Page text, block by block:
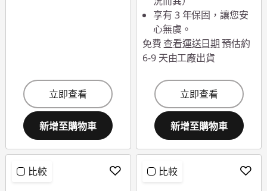
立即查看
新增至購物車
享有 3 年保固，讓您安
心無虞。
免費 查看運送日期預估約
6-9 天由工廠出貨
立即查看
新增至購物車
比較 比較